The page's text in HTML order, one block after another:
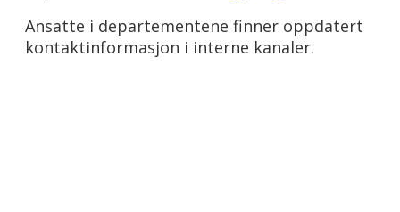
Ansatte i departementene finner oppdatert
kontaktinformasjon i interne kanaler.